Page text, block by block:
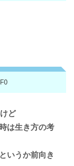
ど
は生き方の考
いうか前向き